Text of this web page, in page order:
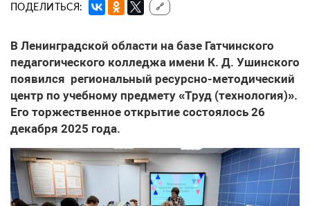
ПОДЕЛИТЬСЯ: 🔗
В Ленинградской области на базе Гатчинского
педагогического колледжа имени К. Д. Ушинского
появился региональный ресурсно-методический
центр по учебному предмету «Труд (технология)».
Его торжественное открытие состоялось 26
декабря 2025 года.